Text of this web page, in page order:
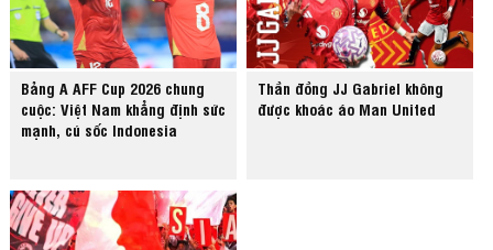
Bảng A AFF Cup 2026 chung
cuộc: Việt Nam khẳng định sức
mạnh, cú sốc Indonesia
Thần đồng JJ Gabriel không
được khoác áo Man United